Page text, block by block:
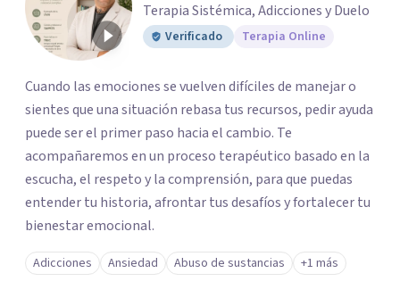
Terapia Sistémica, Adicciones y Duelo
Verificado Terapia Online
Cuando las emociones se vuelven difíciles de manejar o
sientes que una situación rebasa tus recursos, pedir ayuda
puede ser el primer paso hacia el cambio. Te
acompañaremos en un proceso terapéutico basado en la
escucha, el respeto y la comprensión, para que puedas
entender tu historia, afrontar tus desafíos y fortalecer tu
bienestar emocional.
Adicciones Ansiedad Abuso de sustancias +1 más